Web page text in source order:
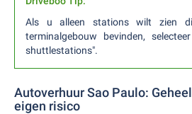
Als u alleen stations wilt zien
terminalgebouw bevinden,
shuttlestations".
Autoverhuur Sao Paulo:
eigen risico